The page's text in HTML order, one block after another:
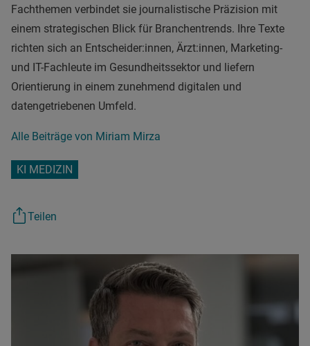
Fachthemen verbindet sie journalistische Präzision mit
einem strategischen Blick für Branchentrends. Ihre Texte
richten sich an Entscheider:innen, Ärzt:innen, Marketing-
und IT-Fachleute im Gesundheitssektor und liefern
Orientierung in einem zunehmend digitalen und
datengetriebenen Umfeld.
Alle Beiträge von Miriam Mirza
KI MEDIZIN
Teilen